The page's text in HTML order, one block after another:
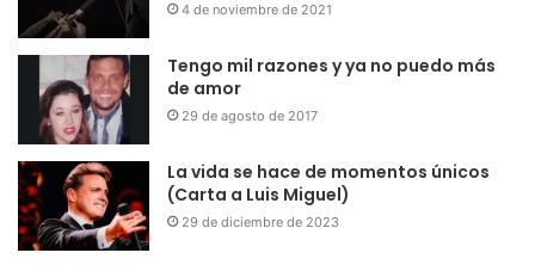
4 de noviembre de 2021
Tengo mil razones y ya no puedo más
de amor
29 de agosto de 2017
La vida se hace de momentos únicos
(Carta a Luis Miguel)
29 de diciembre de 2023